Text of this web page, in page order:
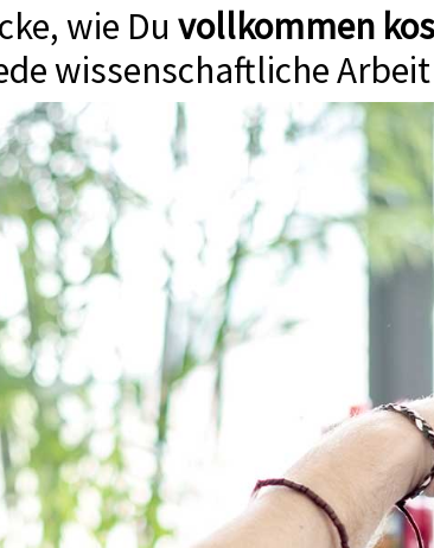
wie Du vollkommen
wissenschaftliche